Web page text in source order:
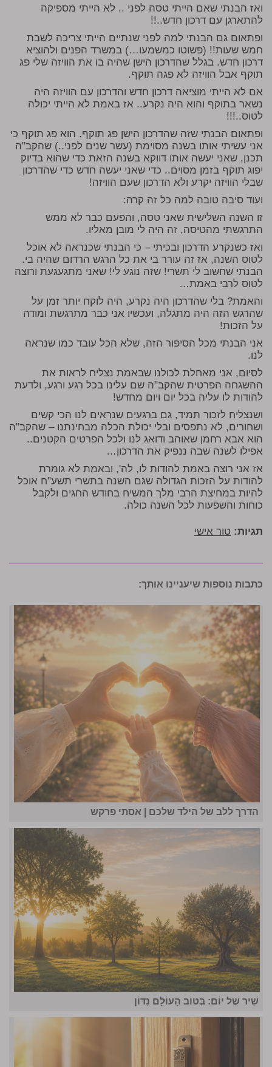
ואז הבנתי שאם הייתי טסה לפני .. לא הייתי מספיקה
להתארגן עם דרכון חדש..!!
ופתאום גם הבנתי למה לפני שנתיים הייתי צריכה לשבת
חמש שעות!! (פשוטו כמשמעו…) במשרד הפנים ולהוציא
דרכון חדש. בגלל שהדרכון הישן שהיה בו את הוויזה שלי פג
תוקף אבל הוויזה לא פגה תוקף.
אם לא הייתי מוציאה דרכון חדש והדרכון עם הוויזה היה
נשאר בתוקף והוא היה נקרע.. אז באמת לא הייתי יכולה
לטוס..!!!
ופתאום הבנתי שזה שהדרכון הישן פג תוקף. הוא פג תוקף כי
אני עשיתי אותו בשנה מסוימת (עשר שנים לפני..) שהקב"ה
תכנן, שאני יעשה אותו דווקא בשנה הזאת כדי שהוא בדיוק
יפוג תוקף בזמן מסוים.. כדי שאני יעשה חדש כדי שהדרכון
שבלי הוויזה יקרע ולא הדרכון שעם הוויזה!
ועוד סיבה טובה למה כל זה קרה:
זו השנה השלישית שאני טסה, והפעם כבר לא ממש
התרגשתי מהטיסה, זה היה לי מובן מאליו.
ואז כשנקרע הדרכון ובכיתי – כי הבנתי שכנראה לא אוכל
לטוס השנה, אז זה עורר בי את כל הרגש הרדום שהיה בי.
הבנתי שחשוב לי תשרי! שזה נוגע לי! שאני מתגעגעת ורוצה
לטוס לרבי באמת…
והאמת? בלי שהדרכון היה נקרע, היה לוקח יותר זמן על
שהרגש הזה היה מתגלה, ועכשיו אני כבר מתרגשת ומודה
על הזכות!
אני הבנתי מכל הסיפור הזה, שלא הכל עובד כמו שנראה
לנו.
לסיום, אני מאחלת לכולנו שבאמת נצליח לראות את
ההשגחה הפרטית שהקב"ה שם עלינו בכל רגע ורגע, ולדעת
להודות לו עליה בכל יום ויום מחדש!
ושנצליח לזכור תמיד, גם ברגעים שנראים לנו הכי קשים
ושחורים, לא נתפסים ובלי יכולת הכלה מבחינתנו – שהקב"ה
הוא אבא רחמן שאוהב ודואג לנו ולכל הפרטים הקטנים..
אפילו לשנה שבה ננפיק את הדרכון…
אז אני רוצה באמת להודות לו, לה', ובאמת לא גומרת
להודות על הזכות הגדולה שגם השנה בתשרי תשע"ח אוכל
להיות במחיצת הרבי מלך המשיח בחודש החגים ולקבל
כוחות והשפעות לכל השנה כולה.
תגיות: טור אישי
כתבות נוספות שיעניינו אותך:
הדרך ללב של הילד שלכם | אסתי פרקש
שִׁיר שֶׁל יוֹם: בְּטוֹב הָעוֹלָם נִדּוֹן